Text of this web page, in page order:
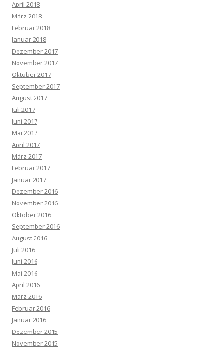
April 2018
März 2018
Februar 2018
Januar 2018
Dezember 2017
November 2017
Oktober 2017
September 2017
August 2017
Juli 2017
Juni 2017
Mai 2017
April 2017
März 2017
Februar 2017
Januar 2017
Dezember 2016
November 2016
Oktober 2016
September 2016
August 2016
Juli 2016
Juni 2016
Mai 2016
April 2016
März 2016
Februar 2016
Januar 2016
Dezember 2015
November 2015